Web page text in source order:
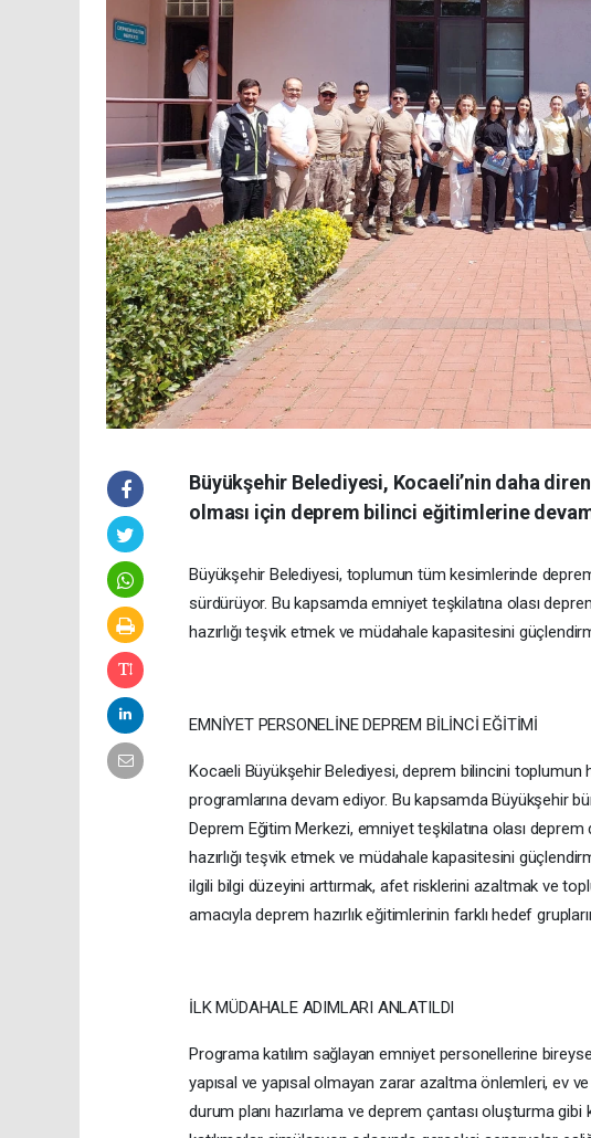
Büyükşehir Belediyesi, Kocaeli’nin daha
olması için deprem bilinci eğitimlerine
Büyükşehir Belediyesi, toplumun tüm kesimlerinde
sürdürüyor. Bu kapsamda emniyet teşkilatına olası
hazırlığı teşvik etmek ve müdahale kapasitesini
EMNİYET PERSONELİNE DEPREM BİLİNCİ EĞİTİMİ
Kocaeli Büyükşehir Belediyesi, deprem bilincini
programlarına devam ediyor. Bu kapsamda Büyükşehir
Deprem Eğitim Merkezi, emniyet teşkilatına olası
hazırlığı teşvik etmek ve müdahale kapasitesini
ilgili bilgi düzeyini arttırmak, afet risklerini azaltmak ve
amacıyla deprem hazırlık eğitimlerinin farklı hedef
İLK MÜDAHALE ADIMLARI ANLATILDI
Programa katılım sağlayan emniyet personellerine
yapısal ve yapısal olmayan zarar azaltma önlemleri, ev
durum planı hazırlama ve deprem çantası oluşturma